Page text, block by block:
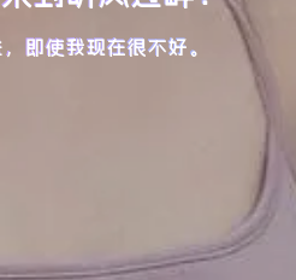
即使我现在很不好。